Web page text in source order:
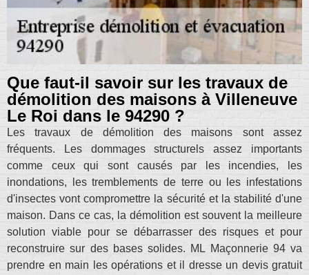
Que faut-il savoir sur les travaux de
démolition des maisons à Villeneuve
Le Roi dans le 94290 ?
Les travaux de démolition des maisons sont assez
fréquents. Les dommages structurels assez importants
comme ceux qui sont causés par les incendies, les
inondations, les tremblements de terre ou les infestations
d'insectes vont compromettre la sécurité et la stabilité d'une
maison. Dans ce cas, la démolition est souvent la meilleure
solution viable pour se débarrasser des risques et pour
reconstruire sur des bases solides. ML Maçonnerie 94 va
prendre en main les opérations et il dresse un devis gratuit